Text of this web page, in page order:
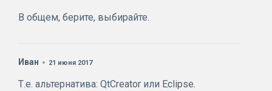
В общем, берите, выбирайте.
Иван 21 июня 2017
Т.е. альтернатива: QtCreator или Eclipse.